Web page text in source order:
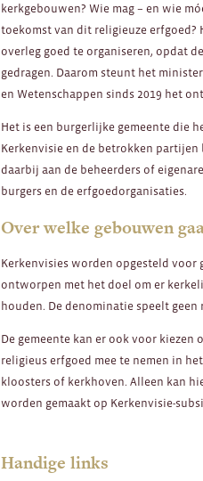
kerkgebouwen? Wie mag – en wie
toekomst van dit religieuze erfgoed?
overleg goed te organiseren, opdat
gedragen. Daarom steunt het
en Wetenschappen sinds 2019 het
Het is een burgerlijke gemeente die
Kerkenvisie en de betrokken partijen
daarbij aan de beheerders of
burgers en de erfgoedorganisaties.
Over welke gebouwen
Kerkenvisies worden opgesteld voor
ontworpen met het doel om er
houden. De denominatie speelt geen
De gemeente kan er ook voor kiezen
religieus erfgoed mee te nemen in
kloosters of kerkhoven. Alleen kan
worden gemaakt op Kerkenvisie-
Handige links